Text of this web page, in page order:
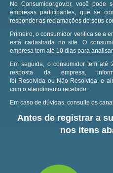
No Consumidor.gov.br, você pode
empresas participantes, que se
responder as reclamações de seus
Primeiro, o consumidor verifica se a
está cadastrada no site.O
empresa tem até 10 dias para
Em seguida, o consumidor tem
resposta da empresa,
foi Resolvida ou Não Resolvida, e
com o atendimento recebido.
Em caso de dúvidas, consulte os
Antes de registrar a
nos itens